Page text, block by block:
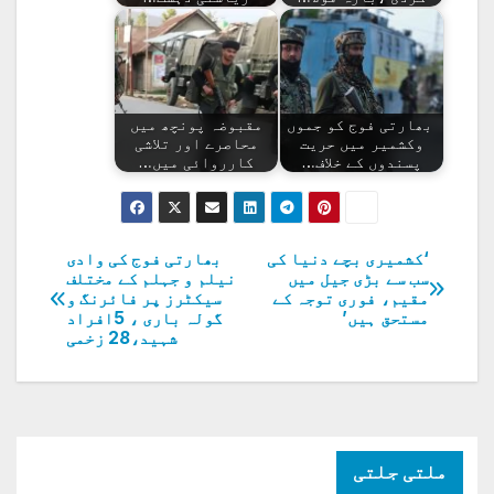
بھارتی فوج کو جموں
وکشمیر میں حریت
پسندوں کے خلاف…
مقبوضہ پونچھ میں
محاصرے اور تلاشی
کارروائی میں…
پوسٹوں
کی
بھارتی فوج کی وادی
نیلم و جہلم کے مختلف
سیکٹرز پر فائرنگ و
گولہ باری ، 5افراد
شہید،28 زخمی
‘کشمیری بچے دنیا کی
سب سے بڑی جیل میں
مقیم، فوری توجہ کے
مستحق ہیں’
ملتی جلتی